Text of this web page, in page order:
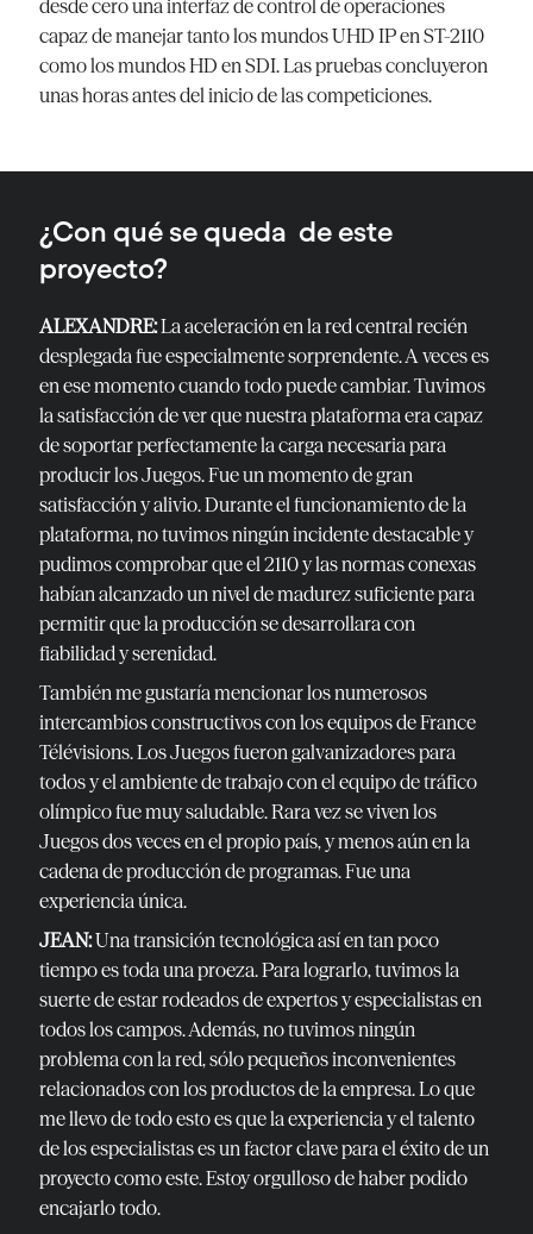
desde cero una interfaz de control de operaciones
capaz de manejar tanto los mundos UHD IP en ST-2110
como los mundos HD en SDI. Las pruebas concluyeron
unas horas antes del inicio de las competiciones.
¿Con qué se queda de este
proyecto?
ALEXANDRE:La aceleración en la red central recién
desplegada fue especialmente sorprendente. A veces es
en ese momento cuando todo puede cambiar. Tuvimos
la satisfacción de ver que nuestra plataforma era capaz
de soportar perfectamente la carga necesaria para
producir los Juegos. Fue un momento de gran
satisfacción y alivio. Durante el funcionamiento de la
plataforma, no tuvimos ningún incidente destacable y
pudimos comprobar que el 2110 y las normas conexas
habían alcanzado un nivel de madurez suficiente para
permitir que la producción se desarrollara con
fiabilidad y serenidad.
También me gustaría mencionar los numerosos
intercambios constructivos con los equipos de France
Télévisions. Los Juegos fueron galvanizadores para
todos y el ambiente de trabajo con el equipo de tráfico
olímpico fue muy saludable. Rara vez se viven los
Juegos dos veces en el propio país, y menos aún en la
cadena de producción de programas. Fue una
experiencia única.
JEAN:Una transición tecnológica así en tan poco
tiempo es toda una proeza. Para lograrlo, tuvimos la
suerte de estar rodeados de expertos y especialistas en
todos los campos. Además, no tuvimos ningún
problema con la red, sólo pequeños inconvenientes
relacionados con los productos de la empresa. Lo que
me llevo de todo esto es que la experiencia y el talento
de los especialistas es un factor clave para el éxito de un
proyecto como este. Estoy orgulloso de haber podido
encajarlo todo.